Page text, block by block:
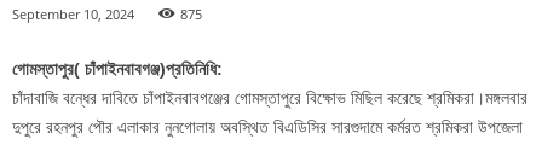
September 10, 2024 875
গোমস্তাপুর( চাঁপাইনবাবগঞ্জ)প্রতিনিধি:
চাঁদাবাজি বন্ধের দাবিতে চাঁপাইনবাবগঞ্জের গোমস্তাপুরে বিক্ষোভ মিছিল করেছে শ্রমিকরা।মঙ্গলবার
দুপুরে রহনপুর পৌর এলাকার নুনগোলায় অবস্থিত বিএডিসির সারগুদামে কর্মরত শ্রমিকরা উপজেলা